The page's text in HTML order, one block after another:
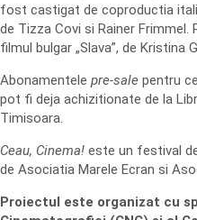
fost castigat de coproductia
de Tizza Covi si Rainer
filmul bulgar „Slava”, de Kristina
Abonamentele pre-sale pentru
pot fi deja achizitionate de la
Timisoara.
Ceau, Cinema! este un festival
de Asociatia Marele Ecran si
Proiectul este organizat cu